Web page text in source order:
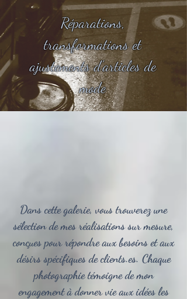
Réparations,
transformations et
ajustements d'articles de
mode
Dans cette galerie, vous trouverez une
sélection de mes réalisations sur mesure,
conçues pour répondre aux besoins et aux
désirs spécifiques de clients.es. Chaque
photographie témoigne de mon
engagement à donner vie aux idées les